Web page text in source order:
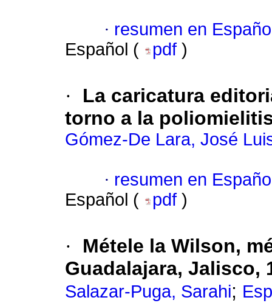
· resumen en
Español (
pdf )
·
La caricatura
torno a la
Gómez-De Lara, José
· resumen en
Español (
pdf )
·
Métele la Wilson,
Guadalajara, Jalisco,
Salazar-Puga, Sarahi;